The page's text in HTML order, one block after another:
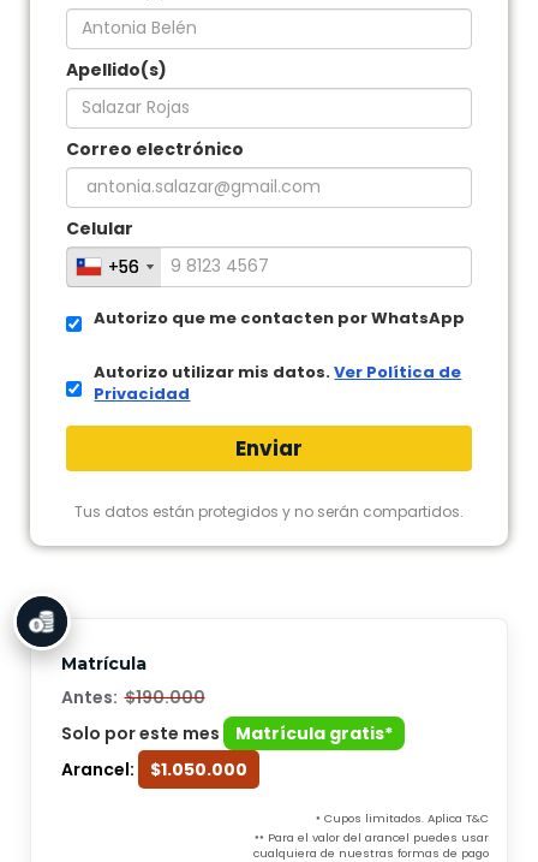
Apellido(s)
Correo electrónico
Celular
+56
+56
Autorizo que me contacten por WhatsApp
Autorizo utilizar mis datos.Ver Política de
Privacidad
Enviar
Tus datos están protegidos y no serán compartidos.
Matrícula
Antes: $190.000
Solo por este mes
Matrícula gratis*
Arancel:
$1.050.000
* Cupos limitados. Aplica T&C
** Para el valor del arancel puedes usar
cualquiera de nuestras formas de pago